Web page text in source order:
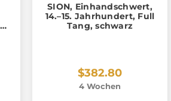
SION, Einhandschwert,
14.–15. Jahrhundert, Full
Tang, schwarz
$382.80
4 Wochen